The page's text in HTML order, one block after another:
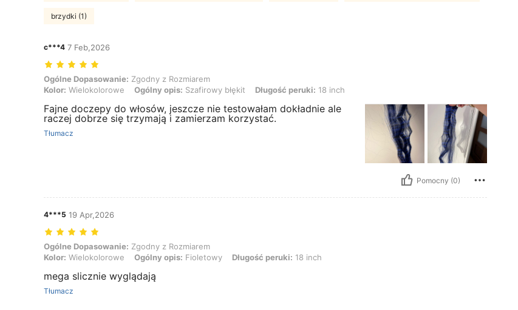
brzydki (1)
c***4 7 Feb,2026
Ogólne Dopasowanie: Zgodny z Rozmiarem, Kolor: Wielokolorowe, Ogólny opis: Szafirowy błękit, Długość peruki: 18 inch
Ogólne Dopasowanie: Zgodny z Rozmiarem
Kolor: Wielokolorowe Ogólny opis: Szafirowy błękit Długość peruki: 18 inch
Fajne doczepy do włosów, jeszcze nie testowałam dokładnie ale
raczej dobrze się trzymają i zamierzam korzystać.
Tłumacz
Pomocny (0)
4***5 19 Apr,2026
Ogólne Dopasowanie: Zgodny z Rozmiarem, Kolor: Wielokolorowe, Ogólny opis: Fioletowy, Długość peruki: 18 inch
Ogólne Dopasowanie: Zgodny z Rozmiarem
Kolor: Wielokolorowe Ogólny opis: Fioletowy Długość peruki: 18 inch
mega slicznie wyglądają
Tłumacz